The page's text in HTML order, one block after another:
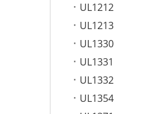
UL1212
UL1213
UL1330
UL1331
UL1332
UL1354